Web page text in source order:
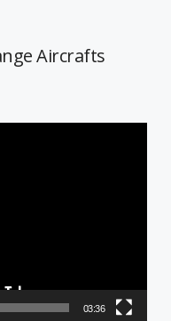
Aircrafts
03:36